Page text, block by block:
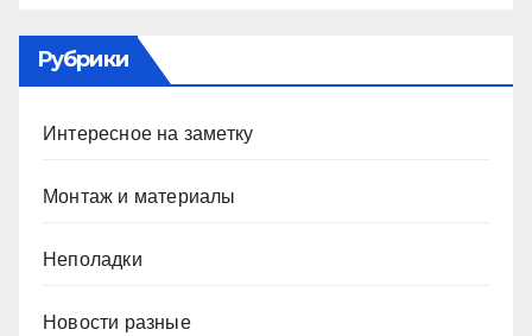
Рубрики
Интересное на заметку
Монтаж и материалы
Неполадки
Новости разные